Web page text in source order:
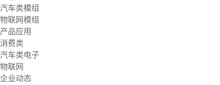
汽车类模组
物联网模组
产品应用
消费类
汽车类电子
物联网
企业动态